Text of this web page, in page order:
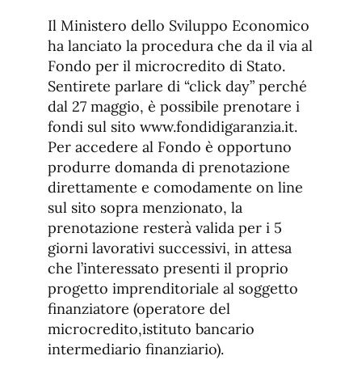
de
fuente
de
fuente.
Il Ministero dello Sviluppo Economico
ha lanciato la procedura che da il via al
Fondo per il microcredito di Stato.
Sentirete parlare di “click day” perché
dal 27 maggio, è possibile prenotare i
fondi sul sito www.fondidigaranzia.it.
Per accedere al Fondo è opportuno
produrre domanda di prenotazione
direttamente e comodamente on line
sul sito sopra menzionato, la
prenotazione resterà valida per i 5
giorni lavorativi successivi, in attesa
che l’interessato presenti il proprio
progetto imprenditoriale al soggetto
finanziatore (operatore del
microcredito,istituto bancario
intermediario finanziario).